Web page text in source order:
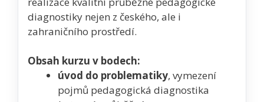
diagnostiky nejen z českého, ale i
zahraničního prostředí.
Obsah kurzu v bodech:
úvod do problematiky, vymezení
pojmů pedagogická diagnostika